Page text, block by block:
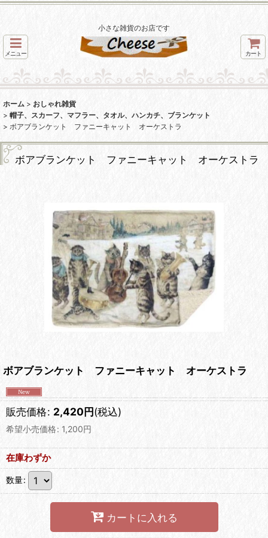
小さな雑貨のお店です
メニュー カート
ホーム > おしゃれ雑貨
> 帽子、スカーフ、マフラー、タオル、ハンカチ、ブランケット
> ボアブランケット ファニーキャット オーケストラ
ボアブランケット ファニーキャット オーケストラ
ボアブランケット ファニーキャット オーケストラ
販売価格: 2,420円(税込)
希望小売価格: 1,200円
在庫わずか
数量:
カートに入れる